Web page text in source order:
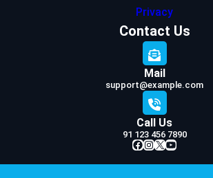
Privacy
Contact Us
Mail
support@example.com
Call Us
91 123 456 7890
Facebook InstagramX YouTube